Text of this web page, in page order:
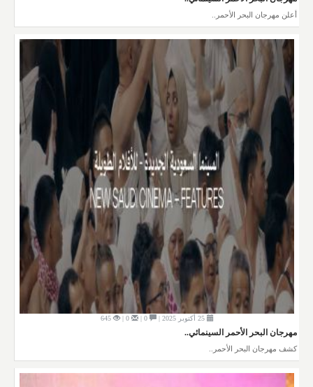
أعلن مهرجان البحر الأحمر..
25 أكتوبر 2025 | 0 |
0 |
645
مهرجان البحر الأحمر السينمائي..
كشف مهرجان البحر الأحمر..